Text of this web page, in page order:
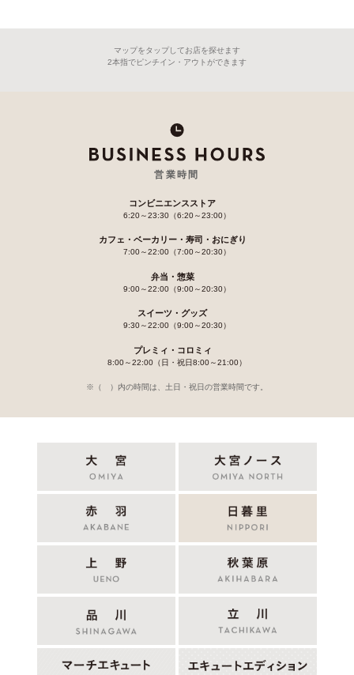
マップをタップしてお店を探せます
2本指でピンチイン・アウトができます
営業時間
コンビニエンスストア
6:20～23:30（6:20～23:00）
カフェ・ベーカリー・寿司・おにぎり
7:00～22:00（7:00～20:30）
弁当・惣菜
9:00～22:00（9:00～20:30）
スイーツ・グッズ
9:30～22:00（9:00～20:30）
プレミィ・コロミィ
8:00～22:00（日・祝日8:00～21:00）
※（ ）内の時間は、土日・祝日の営業時間です。